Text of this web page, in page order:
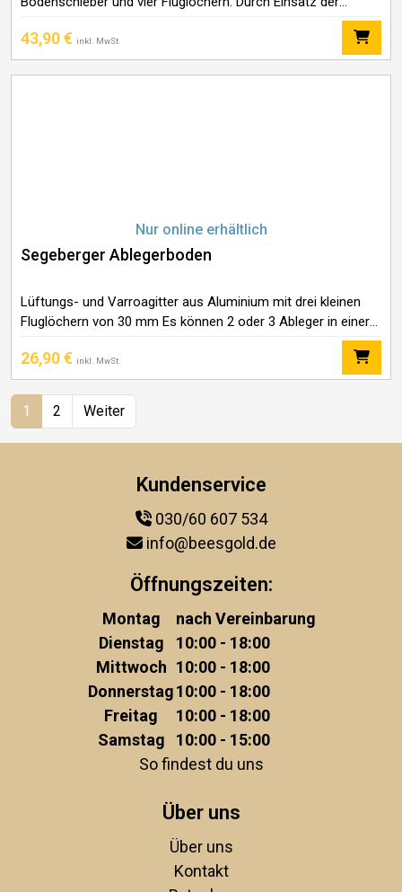
gebildet werden Höhe 15 cm, Gewicht ca. 5
43,90€ inkl. MwSt.
Nur online erhältlich
Segeberger Ablegerboden
Lüftungs- und Varroagitter aus Aluminium mit drei kleinen
Fluglöchern von 30 mm Es können 2 oder 3 Ableger in einer
Zarge gebildet werden. Laufschacht für Bodenschieber
26,90€ inkl. MwSt.
1 2 Weiter
Kundenservice
030/60 607 534
info@beesgold.de
Öffnungszeiten:
Montag
nach Vereinbarung
Dienstag
10:00 - 18:00
Mittwoch 10:00 - 18:00
Donnerstag10:00 - 18:00
Freitag
10:00 - 18:00
Samstag
10:00 - 15:00
So findest du uns
Über uns
Über uns
Kontakt